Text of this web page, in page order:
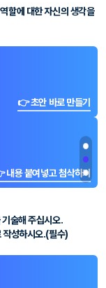
할에 대한 자신의 생각을
👉 초안 바로 만들기
내용 붙여넣고 첨삭하기
술해 주십시오.
작성하시오.(필수)